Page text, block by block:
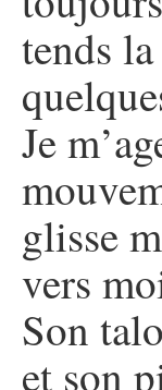
tends
Je
glisse
vers
Son
et son